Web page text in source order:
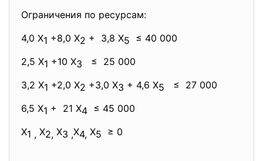
Ограничения по ресурсам:
4,0 Х1 +8,0 Х2 + 3,8 Х5 ≤ 40 000
2,5 Х1 +10 Х3 ≤ 25 000
3,2 Х1 +2,0 Х2 +3,0 Х3 + 4,6 Х5 ≤ 27 000
6,5 Х1 + 21 Х4 ≤ 45 000
X1 , X2, X3 ,X4, X5 ≥ 0